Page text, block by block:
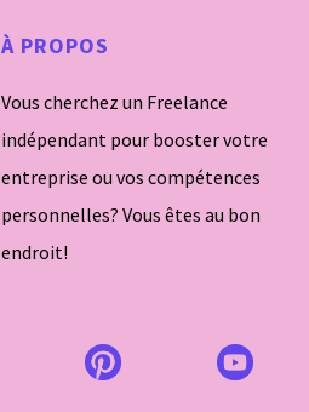
ÀPROPOS
Vous cherchez un Freelance
indépendant pour booster votre
entreprise ou vos compétences
personnelles? Vous êtes au bon
endroit!